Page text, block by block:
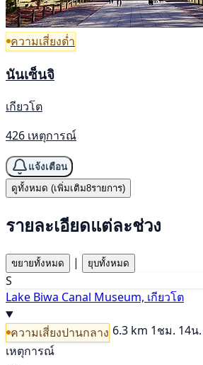
ความเสี่ยงต่ำ
นันเซ็นจิ
เกียวโต
426 เหตุการณ์
แจ้งเตือน
ดูทั้งหมด (เพิ่มเติม8รายการ)
รายละเอียดแต่ละช่วง
ขยายทั้งหมด | ยุบทั้งหมด
S
Lake Biwa Canal Museum, เกียวโต
ความเสี่ยงปานกลาง 6.3 km 1ชม. 14น.
เหตุการณ์